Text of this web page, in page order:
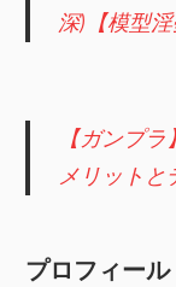
深)【模型淫
【ガンプ
メリットと
プロフィール